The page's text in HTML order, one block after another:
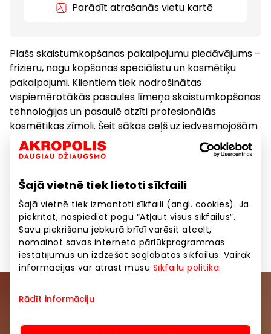
Šajā vietnē tiek lietoti sīkfaili
Šajā vietnē tiek izmantoti sīkfaili (angl. cookies). Ja
piekrītat, nospiediet pogu “Atļaut visus sīkfailus”.
Savu piekrišanu jebkurā brīdī varēsit atcelt,
nomainot savas interneta pārlūkprogrammas
iestatījumus un izdzēšot saglabātos sīkfailus. Vairāk
informācijas var atrast mūsu Sīkfailu politika.
Rādīt informāciju
Parādīt atrašanās vietu kartē
Plašs skaistumkopšanas pakalpojumu piedāvājums –
frizieru, nagu kopšanas speciālistu un kosmētiķu
pakalpojumi. Klientiem tiek nodrošinātas
vispiemērotākās pasaules līmeņa skaistumkopšanas
tehnoloģijas un pasaulē atzīti profesionālās
kosmētikas zīmoli. Šeit sākas ceļš uz iedvesmojošām
vizuālām pārmaiņām uzticamu profesionāļu
pavadībā.
Kosmētika, zāles
Skaistumkopšanas un veselības pakalpojumi
Pievienojieties mūsu kopienai